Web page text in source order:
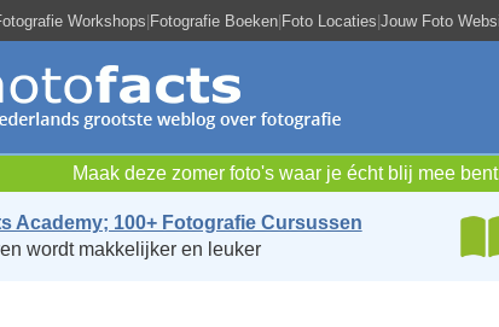
Workshops|Fotografie Boeken|Foto Locaties|Jouw Foto
Maak deze zomer foto's waar je écht blij mee
Academy; 100+ Fotografie Cursussen
wordt makkelijker en leuker